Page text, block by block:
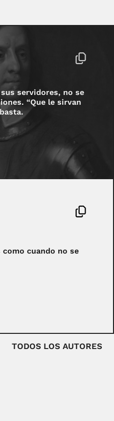
servidores, no se
“Que le sirvan
cuando no se
TODOS LOS AUTORES